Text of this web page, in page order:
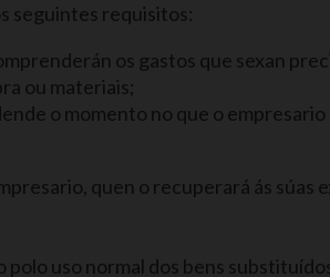
seguintes requisitos:
os gastos que sexan
ou materiais;
o momento no que o
quen o recuperará ás
uso normal dos bens